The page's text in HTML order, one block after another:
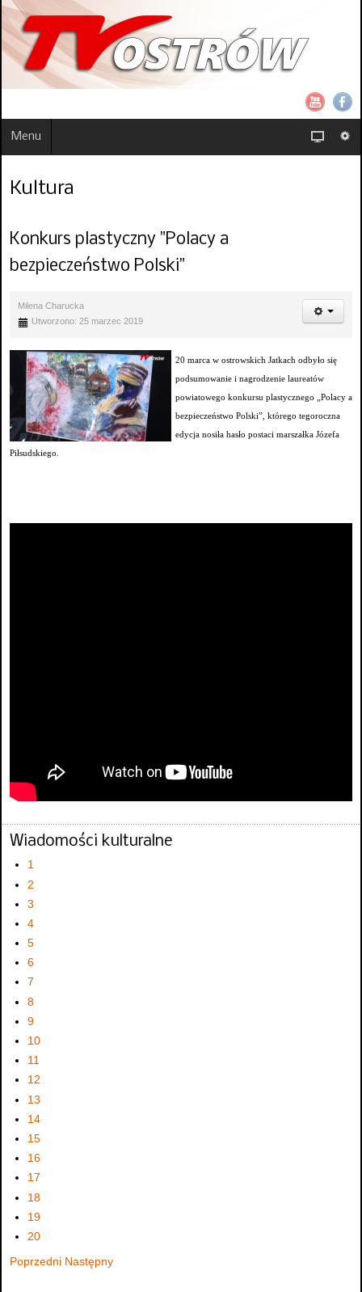
Menu
Kultura
Konkurs plastyczny "Polacy a
bezpieczeństwo Polski"
Milena Charucka
Utworzono: 25 marzec 2019
20 marca w ostrowskich Jatkach odbyło się
podsumowanie i nagrodzenie laureatów
powiatowego konkursu plastycznego „Polacy a
bezpieczeństwo Polski”, którego tegoroczna
edycja nosiła hasło postaci marszałka Józefa
Piłsudskiego.
Wiadomości kulturalne
1
2
3
4
5
6
7
8
9
10
11
12
13
14
15
16
17
18
19
20
Poprzedni Następny